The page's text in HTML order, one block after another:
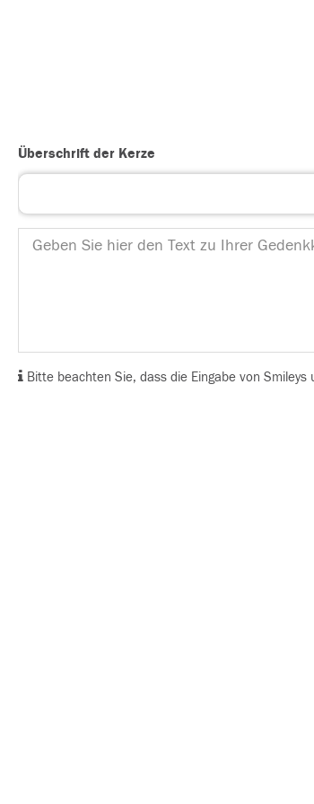
Überschrift der Kerze
Bitte beachten Sie, dass die Eingabe von